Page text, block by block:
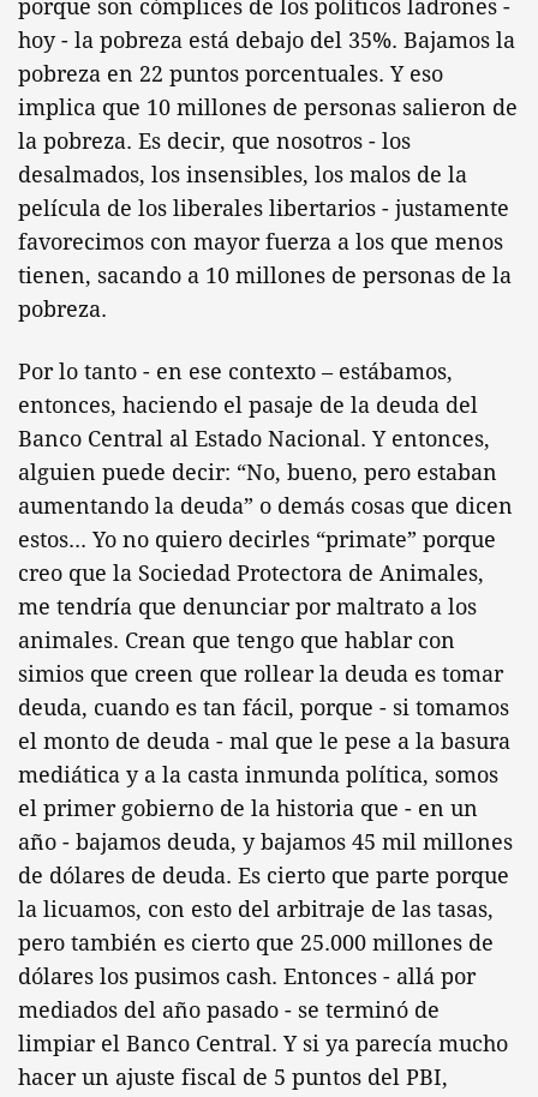
porque son cómplices de los políticos ladrones -
hoy - la pobreza está debajo del 35%. Bajamos la
pobreza en 22 puntos porcentuales. Y eso
implica que 10 millones de personas salieron de
la pobreza. Es decir, que nosotros - los
desalmados, los insensibles, los malos de la
película de los liberales libertarios - justamente
favorecimos con mayor fuerza a los que menos
tienen, sacando a 10 millones de personas de la
pobreza.
Por lo tanto - en ese contexto – estábamos,
entonces, haciendo el pasaje de la deuda del
Banco Central al Estado Nacional. Y entonces,
alguien puede decir: “No, bueno, pero estaban
aumentando la deuda” o demás cosas que dicen
estos... Yo no quiero decirles “primate” porque
creo que la Sociedad Protectora de Animales,
me tendría que denunciar por maltrato a los
animales. Crean que tengo que hablar con
simios que creen que rollear la deuda es tomar
deuda, cuando es tan fácil, porque - si tomamos
el monto de deuda - mal que le pese a la basura
mediática y a la casta inmunda política, somos
el primer gobierno de la historia que - en un
año - bajamos deuda, y bajamos 45 mil millones
de dólares de deuda. Es cierto que parte porque
la licuamos, con esto del arbitraje de las tasas,
pero también es cierto que 25.000 millones de
dólares los pusimos cash. Entonces - allá por
mediados del año pasado - se terminó de
limpiar el Banco Central. Y si ya parecía mucho
hacer un ajuste fiscal de 5 puntos del PBI,